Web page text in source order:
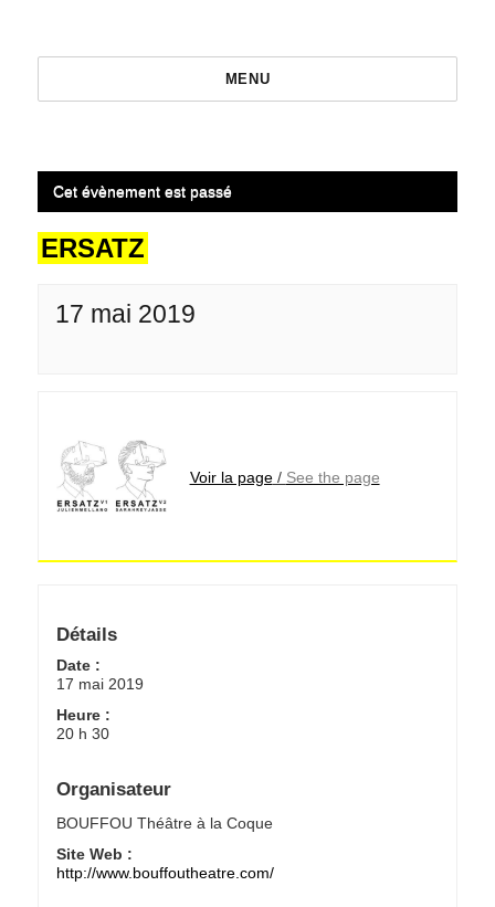
MENU
Cet évènement est passé
ERSATZ
17 mai 2019
Voir la page/ See the page
Détails
Date :
17 mai 2019
Heure :
20 h 30
Organisateur
BOUFFOU Théâtre à la Coque
Site Web :
http://www.bouffoutheatre.com/